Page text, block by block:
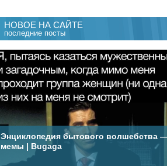
НОВОЕ НА САЙТЕ
последние посты
Энциклопедия бытового волшебства
мемы | Bugaga